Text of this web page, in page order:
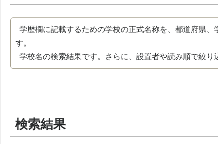
学歴欄に記載するための学校の正式名称を、都道府県
す。
学校名の検索結果です。さらに、設置者や読み順で絞り
検索結果